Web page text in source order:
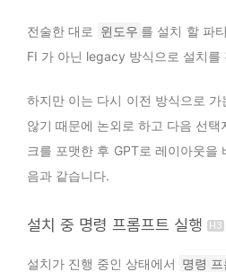
전술한 대로 윈도우 를 설치 할 파
FI 가 아닌 legacy 방식으로 설치를
하지만 이는 다시 이전 방식으로
않기 때문에 논외로 하고 다음 선택
크를 포맷한 후 GPT로 레이아웃을
음과 같습니다.
설치 중 명령 프롬프트 실행
설치가 진행 중인 상태에서 명령 프